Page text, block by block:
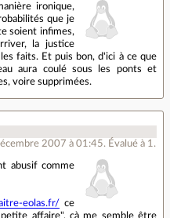
ironique,
que je
soient infimes,
la justice
faits. Et puis bon, d'ici à ce que
aura coulé sous les ponts et
voire supprimées.
2007 à 01:45. Évalué à 1 .
abusif comme
eolas.fr/ ce
affaire", çà me semble être